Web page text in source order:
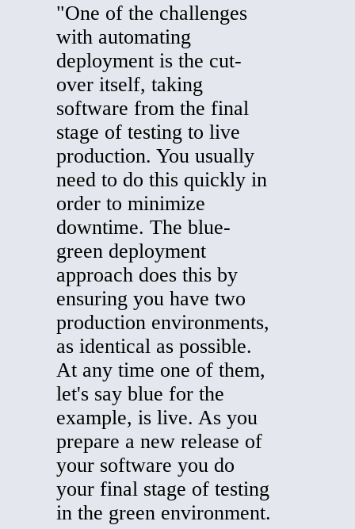
"One of the challenges
with automating
deployment is the cut-
over itself, taking
software from the final
stage of testing to live
production. You usually
need to do this quickly in
order to minimize
downtime. The blue-
green deployment
approach does this by
ensuring you have two
production environments,
as identical as possible.
At any time one of them,
let's say blue for the
example, is live. As you
prepare a new release of
your software you do
your final stage of testing
in the green environment.